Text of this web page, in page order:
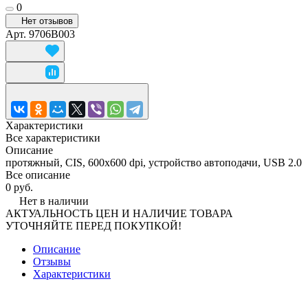
0
Нет отзывов
Арт. 9706B003
Характеристики
Все характеристики
Описание
протяжный, CIS, 600x600 dpi, устройство автоподачи, USB 2.0
Все описание
0 руб.
Нет в наличии
АКТУАЛЬНОСТЬ ЦЕН И НАЛИЧИЕ ТОВАРА
УТОЧНЯЙТЕ ПЕРЕД ПОКУПКОЙ!
Описание
Отзывы
Характеристики